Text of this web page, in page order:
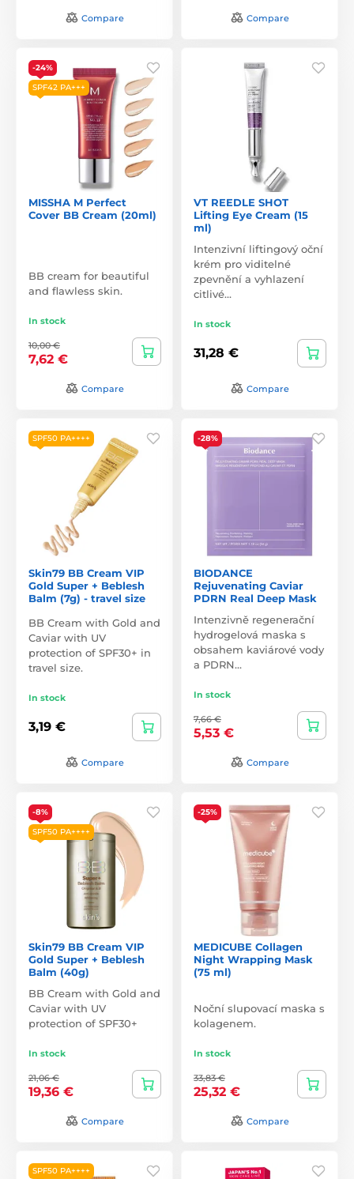
Compare Compare
-24%
SPF42 PA+++
MISSHA M Perfect
Cover BB Cream (20ml)
BB cream for beautiful
and flawless skin.
In stock
10,00 €
7,62 €
Compare
VT REEDLE SHOT
Lifting Eye Cream (15
ml)
Intenzivní liftingový oční
krém pro viditelné
zpevnění a vyhlazení
citlivé…
In stock
31,28 €
Compare
SPF50 PA++++
Skin79 BB Cream VIP
Gold Super + Beblesh
Balm (7g) - travel size
BB Cream with Gold and
Caviar with UV
protection of SPF30+ in
travel size.
In stock
3,19 €
Compare
-28%
BIODANCE
Rejuvenating Caviar
PDRN Real Deep Mask
Intenzivně regenerační
hydrogelová maska s
obsahem kaviárové vody
a PDRN…
In stock
7,66 €
5,53 €
Compare
-8%
SPF50 PA++++
Skin79 BB Cream VIP
Gold Super + Beblesh
Balm (40g)
BB Cream with Gold and
Caviar with UV
protection of SPF30+
In stock
21,06 €
19,36 €
Compare
-25%
MEDICUBE Collagen
Night Wrapping Mask
(75 ml)
Noční slupovací maska s
kolagenem.
In stock
33,83 €
25,32 €
Compare
SPF50 PA++++